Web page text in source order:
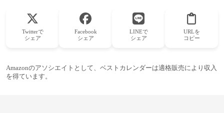
Twitterで
シェア
Facebook
シェア
LINEで
シェア
URLを
コピー
Amazonのアソシエイトとして、ベストカレンダーは適格販売により収入
を得ています。